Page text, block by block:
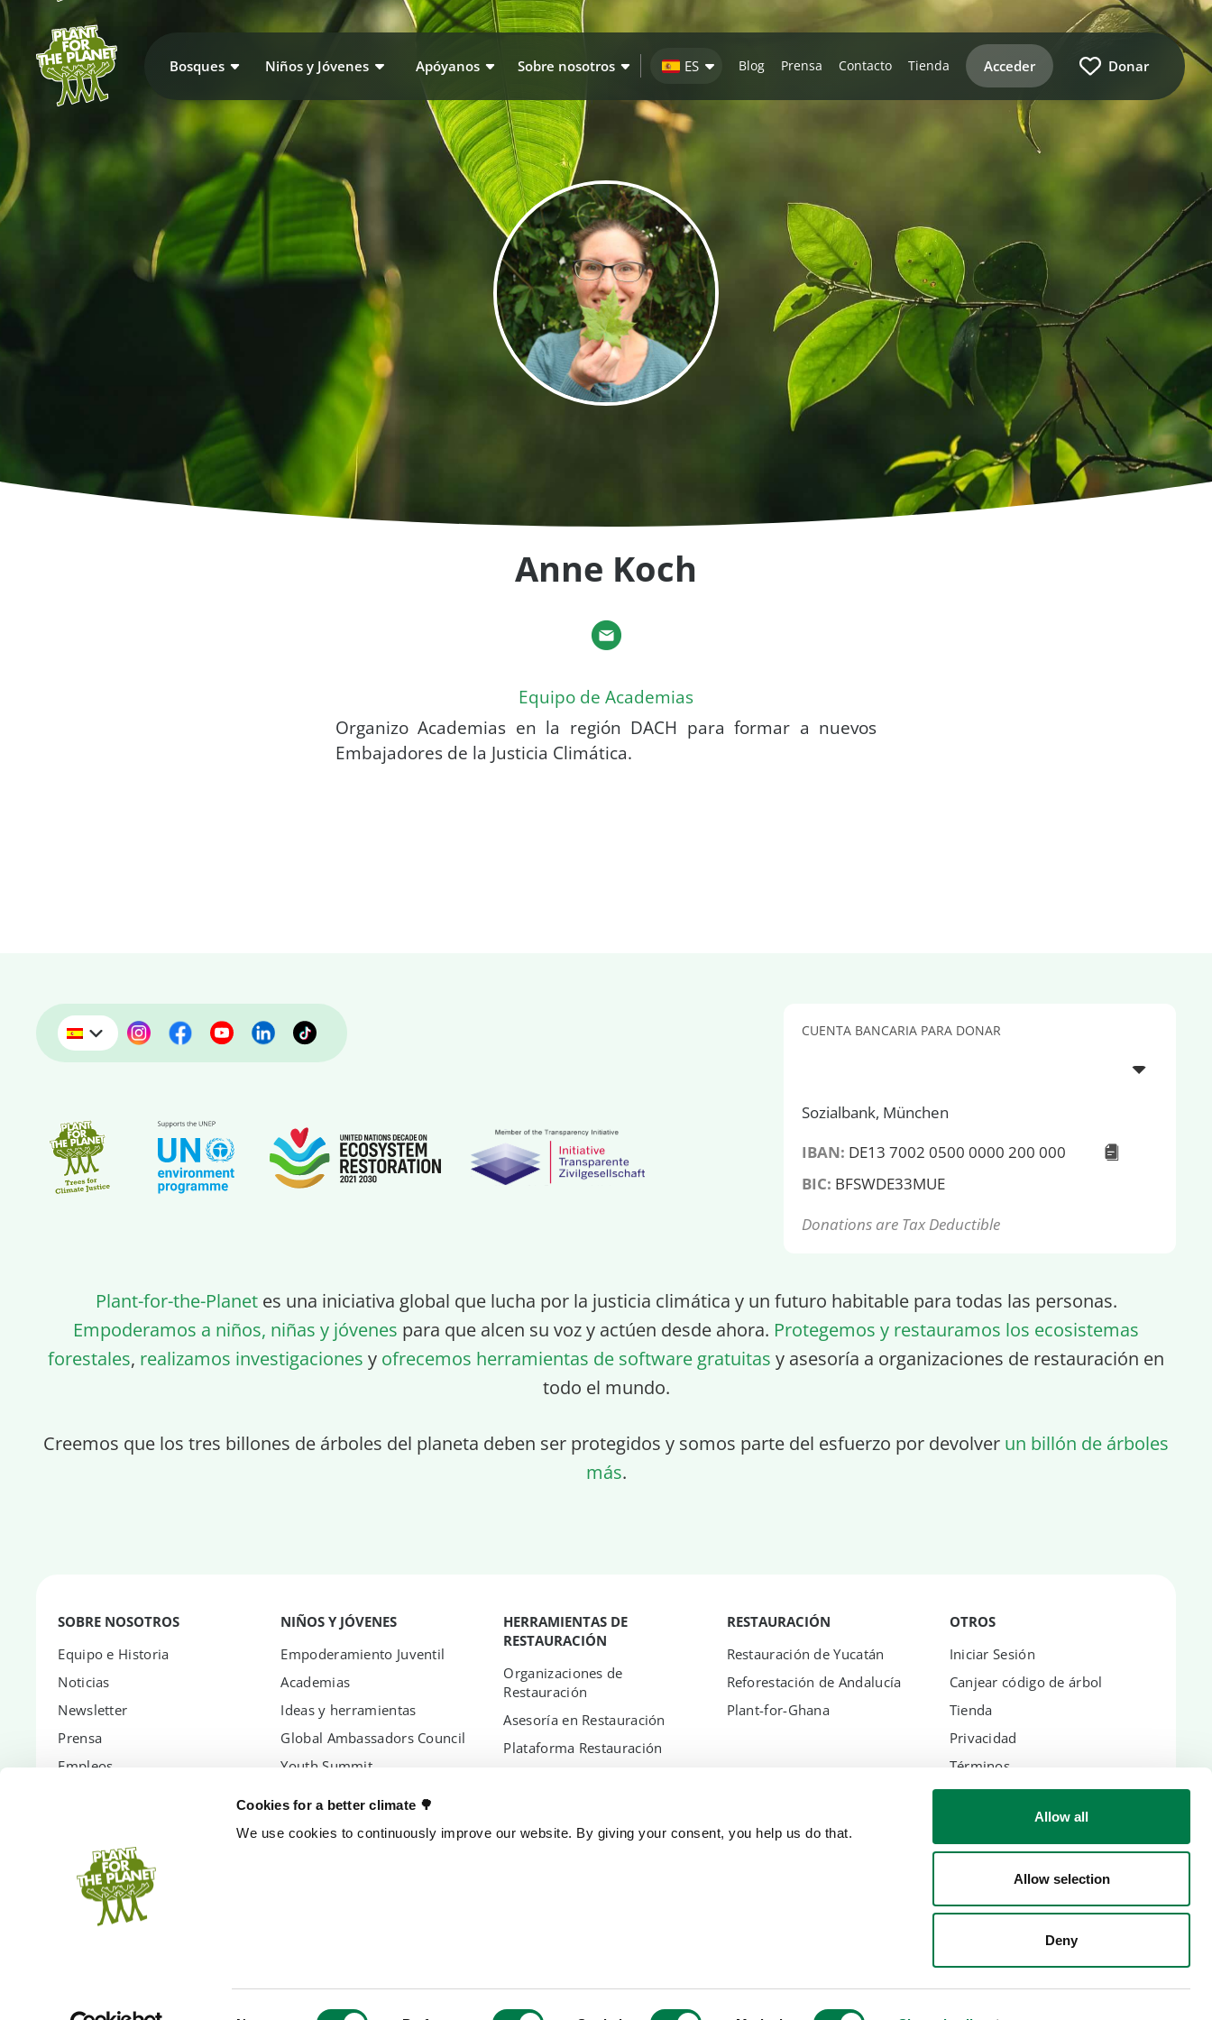
Cookies for a better climate 🌳
We use cookies to continuously improve our website. By giving your consent, you help us do that.
Allow all
Allow selection
Deny
Bosques Niños y Jóvenes Apóyanos Sobre nosotros ES Blog Prensa Contacto Tienda Acceder Donar
Anne Koch
Equipo de Academias
Organizo Academias en la región DACH para formar a nuevos
Embajadores de la Justicia Climática.
CUENTA BANCARIA PARA DONAR
Sozialbank, München
IBAN: DE13 7002 0500 0000 200 000
BIC: BFSWDE33MUE
Donations are Tax Deductible
Plant-for-the-Planetes una iniciativa global que lucha por la justicia climática y un futuro habitable para todas las personas.
Empoderamos a niños, niñas y jóvenes para que alcen su voz y actúen desde ahora. Protegemos y restauramos los ecosistemas
forestales, realizamos investigaciones y ofrecemos herramientas de software gratuitas y asesoría a organizaciones de restauración en
todo el mundo.
Creemos que los tres billones de árboles del planeta deben ser protegidos y somos parte del esfuerzo por devolver un billón de árboles
más.
SOBRE NOSOTROS
Equipo e Historia
Noticias
Newsletter
Prensa
Empleos
NIÑOS Y JÓVENES
Empoderamiento Juventil
Academias
Ideas y herramientas
Global Ambassadors Council
Youth Summit
HERRAMIENTAS DE
RESTAURACIÓN
Organizaciones de
Restauración
Asesoría en Restauración
Plataforma Restauración
Estándares
RESTAURACIÓN
Restauración de Yucatán
Reforestación de Andalucía
Plant-for-Ghana
OTROS
Iniciar Sesión
Canjear código de árbol
Tienda
Privacidad
Términos
Aviso legal
ASÓSIATE CON NOSOTROS
Formas de colaborar
Eventos Sostenibles
Cuentas bancarias
Parque de Iínvestigación